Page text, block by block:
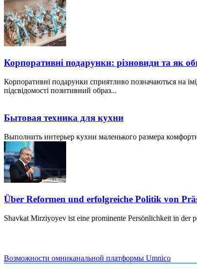
Корпоративні подарунки: різновиди та як
Корпоративні подарунки сприятливо позначаються на
підсвідомості позитивний образ...
Бытовая техника для кухни
Выполнить интерьер кухни маленького размера
Über Reformen und erfolgreiche Politik von
Shavkat Mirziyoyev ist eine prominente Persönlichkeit in der
Возможности омниканальной платформы Umnico